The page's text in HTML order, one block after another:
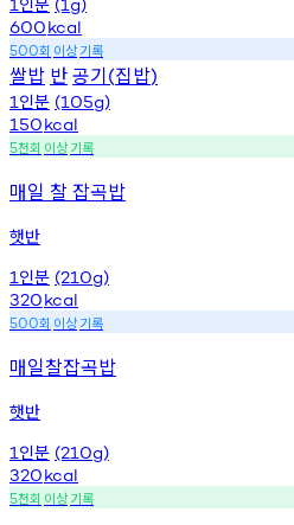
600kcal
500회 이상기록
쌀밥 반공기(집밥)
1 인분 (105g)
150kcal
5천회 이상기록
매일 찰 잡곡밥
햇반
1 인분 (210g)
320kcal
500회 이상기록
매일찰잡곡밥
햇반
1 인분 (210g)
320kcal
5천회 이상기록